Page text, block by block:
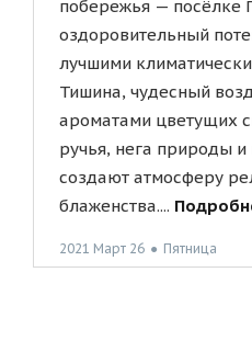
побережья — посёлке
оздоровительный
лучшими
Тишина, чудесный
ароматами цветущих
ручья, нега природы
создают атмосферу
блаженства....
2021 Март 26 ● Пятница